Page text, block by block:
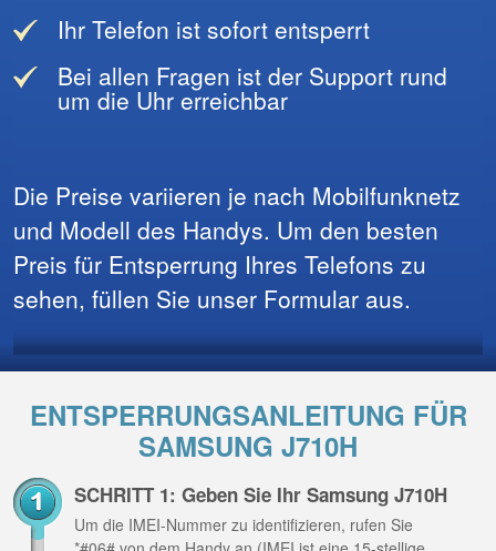
Ihr Telefon ist sofort entsperrt
Bei allen Fragen ist der Support rund
um die Uhr erreichbar
Die Preise variieren je nach Mobilfunknetz
und Modell des Handys. Um den besten
Preis für Entsperrung Ihres Telefons zu
sehen, füllen Sie unser Formular aus.
ENTSPERRUNGSANLEITUNG FÜR
SAMSUNG J710H
SCHRITT 1: Geben Sie Ihr Samsung J710H
Um die IMEI-Nummer zu identifizieren, rufen Sie